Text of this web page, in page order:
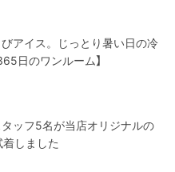
アイス。じっとり暑い日の冷
日のワンルーム】
タッフ5名が当店オリジナルの
着しました